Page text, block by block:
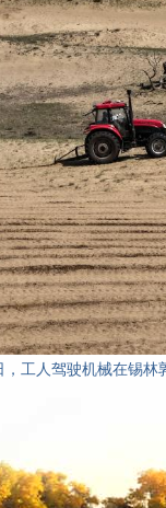
，工人驾驶机械在锡